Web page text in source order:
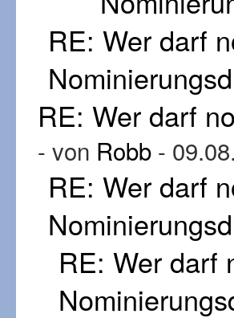
RE: Wer darf
RE: Wer darf
- von Robb -
RE: Wer darf
RE: Wer darf